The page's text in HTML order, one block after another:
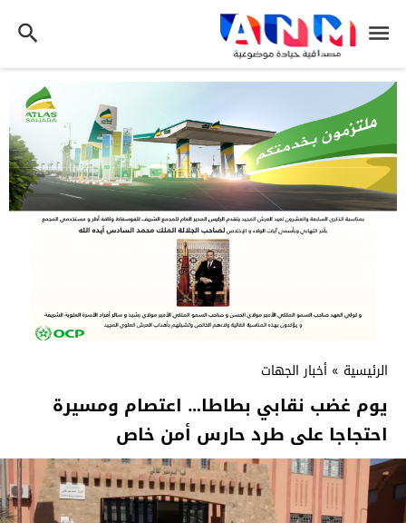
الرئيسية » أخبار الجهات
يوم غضب نقابي بطاطا… اعتصام ومسيرة
احتجاجا على طرد حارس أمن خاص